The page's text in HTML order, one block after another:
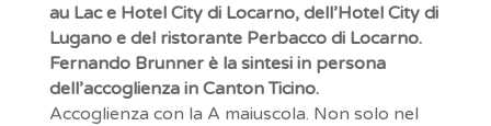
au Lac e Hotel City di Locarno, dell’Hotel City di
Lugano e del ristorante Perbacco di Locarno.
Fernando Brunner è la sintesi in persona
dell’accoglienza in Canton Ticino.
Accoglienza con la A maiuscola. Non solo nel